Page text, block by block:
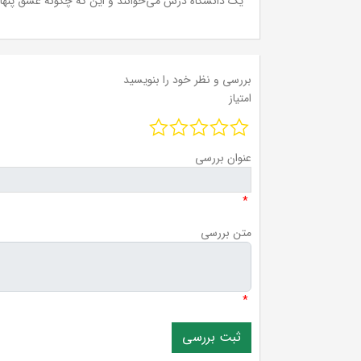
بررسی و نظر خود را بنویسید
امتیاز
عنوان بررسی
*
متن بررسی
*